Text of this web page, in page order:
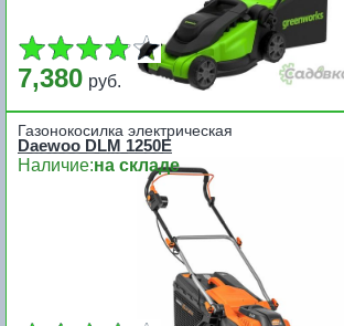
7,380 руб.
Газонокосилка электрическая
Daewoo DLM 1250E
Наличие:на складе